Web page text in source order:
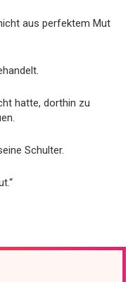
aus perfektem Mut
hatte, dorthin zu
Schulter.